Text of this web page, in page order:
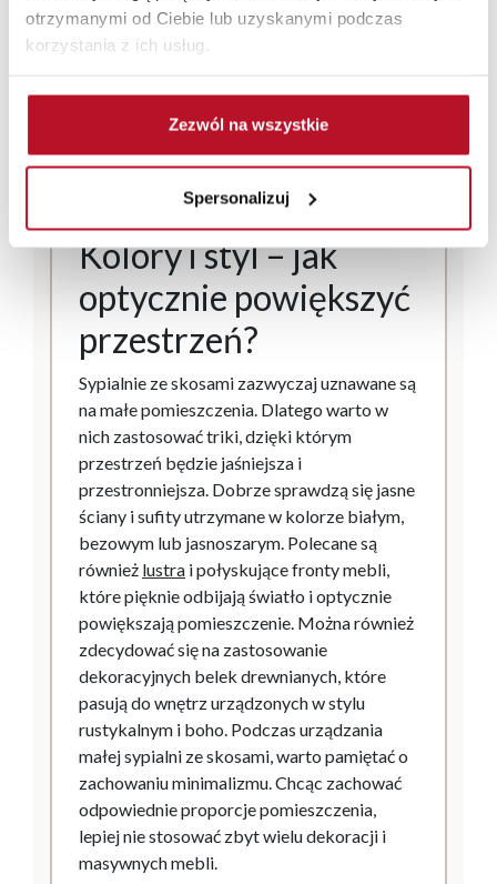
otrzymanymi od Ciebie lub uzyskanymi podczas
korzystania z ich usług.
Zezwól na wszystkie
Spersonalizuj
półkami – nowoczesne, delikatne i
bardzo praktyczne.
Decydując się na zastosowanie takiego
oświetlenia w sypialni ze skosami, możesz
mieć pewność, że całe pomieszczenie będzie
dobrze doświetlone, a to korzystnie wpłynie
na jego estetykę i nastrój w nim panujący.
Kolory i styl – jak
optycznie powiększyć
przestrzeń?
Sypialnie ze skosami zazwyczaj uznawane są
na małe pomieszczenia. Dlatego warto w
nich zastosować triki, dzięki którym
przestrzeń będzie jaśniejsza i
przestronniejsza. Dobrze sprawdzą się jasne
ściany i sufity utrzymane w kolorze białym,
bezowym lub jasnoszarym. Polecane są
również lustra i połyskujące fronty mebli,
które pięknie odbijają światło i optycznie
powiększają pomieszczenie. Można również
zdecydować się na zastosowanie
dekoracyjnych belek drewnianych, które
pasują do wnętrz urządzonych w stylu
rustykalnym i boho. Podczas urządzania
małej sypialni ze skosami, warto pamiętać o
zachowaniu minimalizmu. Chcąc zachować
odpowiednie proporcje pomieszczenia,
lepiej nie stosować zbyt wielu dekoracji i
masywnych mebli.